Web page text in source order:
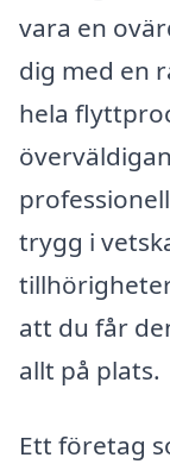
vara en
dig med en
hela
trygg i
att du får
allt på plats.
Ett företag